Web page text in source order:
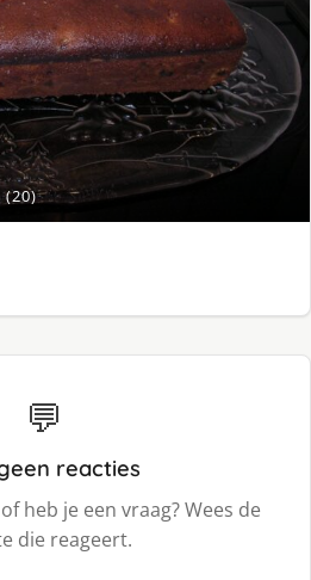
(20)
💬
reacties
heb je een vraag? Wees de
die reageert.